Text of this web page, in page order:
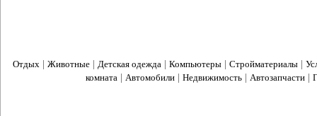
Отдых | Животные | Детская одежда | Компьютеры | Стройматериалы |
комната | Автомобили |Недвижимость | Автозапчасти |